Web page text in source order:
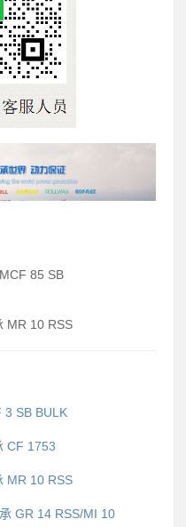
85 SB
MR 10 RSS
3 SB BULK
CF 1753
MR 10 RSS
GR 14 RSS/MI 10